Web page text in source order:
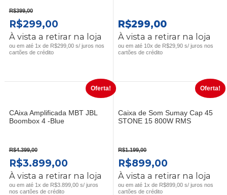
R$399,00
O
PREÇO
ORIGINAL
R$299,00O
PREÇO
ATUAL
À vista a retirar na loja
ou em até 1x de R$299,00 s/ juros nos
cartões de crédito
R$299,00
À vista a retirar na loja
ou em até 10x de R$29,90 s/ juros nos
cartões de crédito
Oferta!
CAixa Amplificada MBT JBL
Boombox 4 -Blue
R$4.399,00
O
PREÇO
ORIGINAL
R$3.899,00O
PREÇO
ATUAL
À vista a retirar na loja
ou em até 1x de R$3.899,00 s/ juros
nos cartões de crédito
Oferta!
Caixa de Som Sumay Cap 45
STONE 15 800W RMS
R$1.199,00
O
PREÇO
ORIGINAL
R$899,00
PREÇO
ATUAL
À vista a retirar na loja
ou em até 1x de R$899,00 s/ juros nos
cartões de crédito